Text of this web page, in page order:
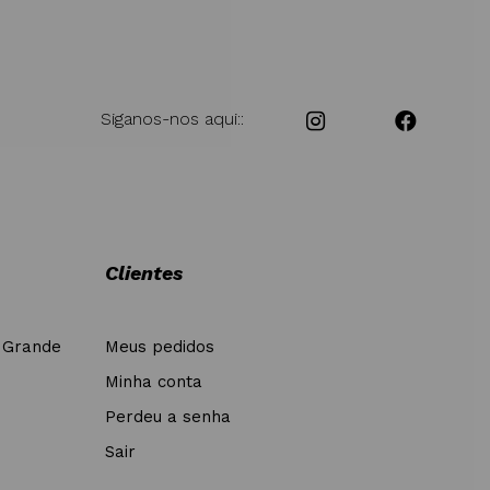
Siganos-nos aqui::
Clientes
Meus pedidos
Minha conta
Perdeu a senha
Sair